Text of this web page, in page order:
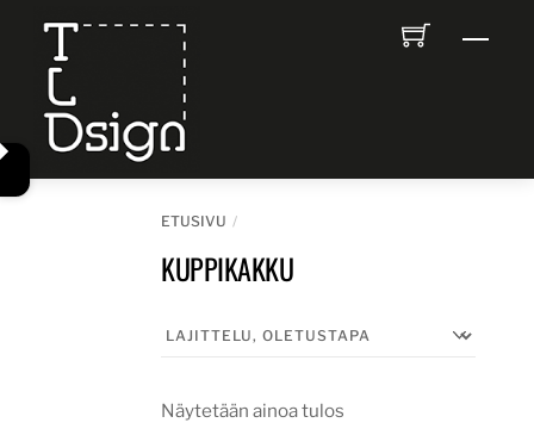
content
ETUSIVU
KUPPIKAKKU
Näytetään ainoa tulos